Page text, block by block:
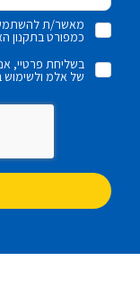
מאשר/ת להשתמש
כמפורט בתקנון
בשליחת פרטיי,
של אלמ ולשימוש